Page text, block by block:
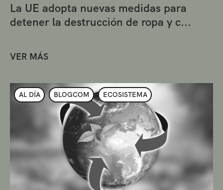
La UE adopta nuevas medidas para
detener la destrucción de ropa y c...
VER MÁS
AL DÍA BLOGCOM ECOSISTEMA